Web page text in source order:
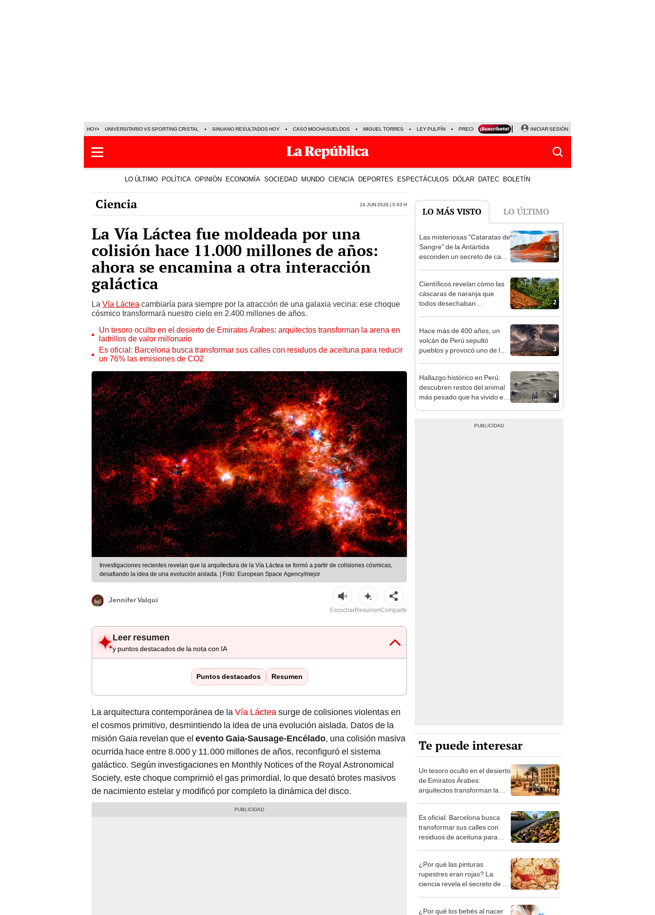
HOY UNIVERSITARIO VS SPORTING CRISTAL SINUANO RESULTADOS HOY CASO MOCHASUELDOS MIGUEL TORRES LEY PULPÍN PRECIO DEL DÓLAR CORTE DE LUZ VIERNES 7 DE AGOSTO
INICIAR SESIÓN
LO ÚLTIMO POLÍTICA OPINIÓN ECONOMÍA SOCIEDAD MUNDO CIENCIA DEPORTES ESPECTÁCULOS DÓLAR DATEC BOLETÍN
Ciencia 16 Jun 2026 | 5:03 h
La Vía Láctea fue moldeada por una
colisión hace 11.000 millones de años:
ahora se encamina a otra interacción
galáctica
La Vía Láctea cambiaría para siempre por la atracción de una galaxia vecina: ese choque
cósmico transformará nuestro cielo en 2.400 millones de años.
Un tesoro oculto en el desierto de Emiratos Árabes: arquitectos transforman la arena en
ladrillos de valor millonario
Es oficial: Barcelona busca transformar sus calles con residuos de aceituna para reducir
un 76% las emisiones de CO2
Investigaciones recientes revelan que la arquitectura de la Vía Láctea se formó a partir de colisiones cósmicas,
desafiando la idea de una evolución aislada. | Foto: European Space Agency/mejor
Jennifer Valqui
EscucharResumenCompartir
Leer resumen
y puntos destacados de la nota con IA
Puntos destacados Resumen
La arquitectura contemporánea de laVía Lácteasurge de colisiones violentas en
el cosmos primitivo, desmintiendo la idea de una evolución aislada. Datos de la
misión Gaia revelan que el evento Gaia-Sausage-Encélado, una colisión masiva
ocurrida hace entre 8.000 y 11.000 millones de años, reconfiguró el sistema
galáctico. Según investigaciones en Monthly Notices of the Royal Astronomical
Society, este choque comprimió el gas primordial, lo que desató brotes masivos
de nacimiento estelar y modificó por completo la dinámica del disco.
LO MÁS VISTO LO ÚLTIMO
1
Las misteriosas "Cataratas de
Sangre" de la Antártida
esconden un secreto de casi
2
Científicos revelan cómo las
cáscaras de naranja que
todos desechaban
después
3
Hace más de 400 años, un
volcán de Perú sepultó
pueblos y provocó uno de los
4
Hallazgo histórico en Perú:
descubren restos del animal
más pesado que ha vivido en
Te puede interesar
Un tesoro oculto en el desierto
de Emiratos Árabes:
arquitectos transforman la
Es oficial: Barcelona busca
transformar sus calles con
residuos de aceituna para
¿Por qué las pinturas
rupestres eran rojas? La
ciencia revela el secreto de su
¿Por qué los bebés al nacer